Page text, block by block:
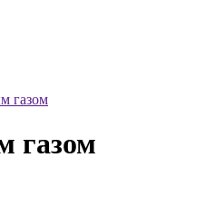
газом
газом